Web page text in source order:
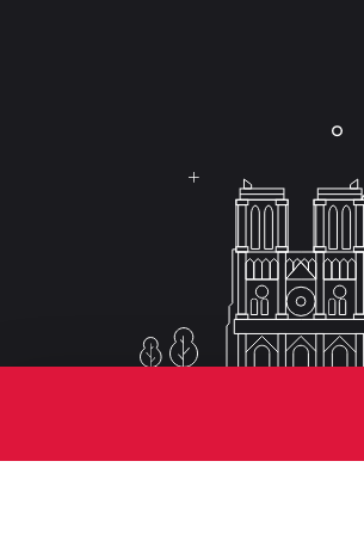
Conditions d'inscription